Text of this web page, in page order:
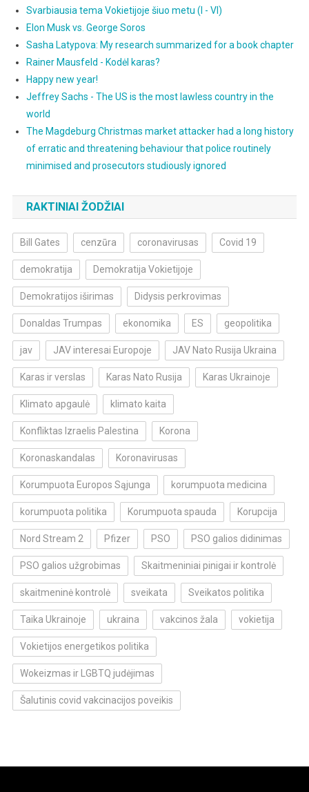
Svarbiausia tema Vokietijoje šiuo metu (I - VI)
Elon Musk vs. George Soros
Sasha Latypova: My research summarized for a book chapter
Rainer Mausfeld - Kodėl karas?
Happy new year!
Jeffrey Sachs - The US is the most lawless country in the
world
The Magdeburg Christmas market attacker had a long history
of erratic and threatening behaviour that police routinely
minimised and prosecutors studiously ignored
RAKTINIAI ŽODŽIAI
Bill Gates cenzūra coronavirusas Covid 19
demokratija Demokratija Vokietijoje
Demokratijos iširimas Didysis perkrovimas
Donaldas Trumpas ekonomika ES geopolitika
jav JAV interesai Europoje JAV Nato Rusija Ukraina
Karas ir verslas Karas Nato Rusija Karas Ukrainoje
Klimato apgaulė klimato kaita
Konfliktas Izraelis Palestina Korona
Koronaskandalas Koronavirusas
Korumpuota Europos Sąjunga korumpuota medicina
korumpuota politika Korumpuota spauda Korupcija
Nord Stream 2 Pfizer PSO PSO galios didinimas
PSO galios užgrobimas Skaitmeniniai pinigai ir kontrolė
skaitmeninė kontrolė sveikata Sveikatos politika
Taika Ukrainoje ukraina vakcinos žala vokietija
Vokietijos energetikos politika
Wokeizmas ir LGBTQ judėjimas
Šalutinis covid vakcinacijos poveikis